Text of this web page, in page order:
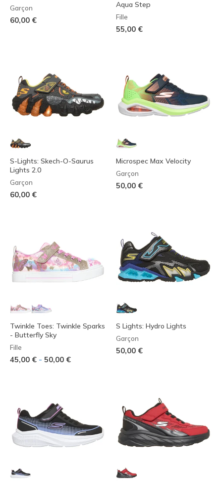
Garçon
60,00 €
Aqua Step
Fille
55,00 €
S-Lights: Skech-O-Saurus
Lights 2.0
Garçon
60,00 €
Microspec Max Velocity
Garçon
50,00 €
Twinkle Toes: Twinkle Sparks
- Butterfly Sky
Fille
45,00 € - 50,00 €
S Lights: Hydro Lights
Garçon
50,00 €